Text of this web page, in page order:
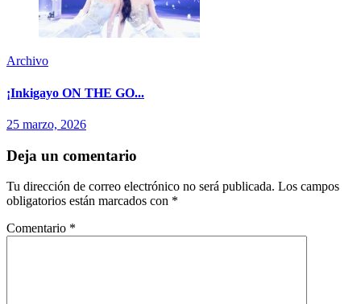
Archivo
¡Inkigayo ON THE GO...
25 marzo, 2026
Deja un comentario
Tu dirección de correo electrónico no será publicada. Los campos
obligatorios están marcados con *
Comentario *